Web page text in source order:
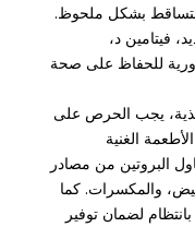
بشكل ملحوظ.
فيتامين د،
3 قد تكون ضرورية للحفاظ على صحة
يجب الحرص على
الغنية
البروتين من مصادر
والمكسرات. كما
لضمان توفير